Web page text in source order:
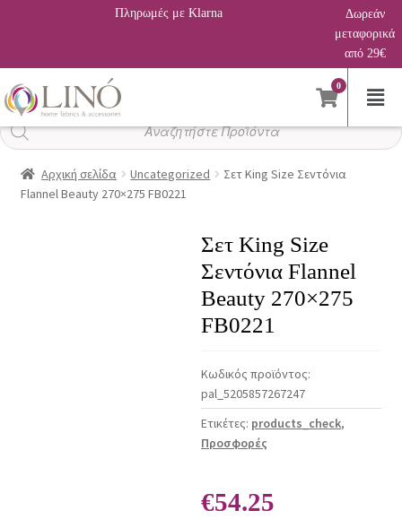
Πληρωμές με Klarna
Δωρεάν
μεταφορικά
από 29€
0
Αναζήτηση
προϊόντων
Αρχική σελίδα Uncategorized
Σετ King Size Σεντόνια
Flannel Beauty 270×275 FB0221
Σετ King Size
Σεντόνια Flannel
Beauty 270×275
FB0221
Κωδικός προϊόντος:
pal_5205857267247
Ετικέτες: products_check,
Προσφορές
€54.25